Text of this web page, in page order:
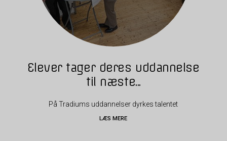
Elever tager deres uddannelse
til næste...
På Tradiums uddannelser dyrkes talentet
LÆS MERE